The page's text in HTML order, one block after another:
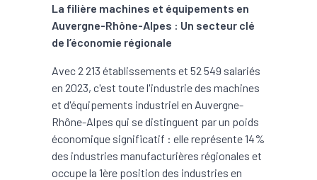
La filière machines et équipements en
Auvergne-Rhône-Alpes : Un secteur clé
de l’économie régionale
Avec 2 213 établissements et 52 549 salariés
en 2023, c'est toute l'industrie des machines
et d'équipements industriel en Auvergne-
Rhône-Alpes qui se distinguent par un poids
économique significatif : elle représente 14%
des industries manufacturières régionales et
occupe la 1ère position des industries en